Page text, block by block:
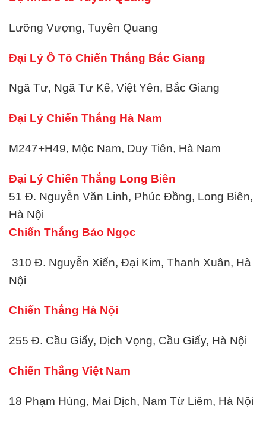
Lưỡng Vượng, Tuyên Quang
Đại Lý Ô Tô Chiến Thắng Bắc Giang
Ngã Tư, Ngã Tư Kế, Việt Yên, Bắc Giang
Đại Lý Chiến Thắng Hà Nam
M247+H49, Mộc Nam, Duy Tiên, Hà Nam
Đại Lý Chiến Thắng Long Biên
51 Đ. Nguyễn Văn Linh, Phúc Đồng, Long Biên,
Hà Nội
Chiến Thắng Bảo Ngọc
310 Đ. Nguyễn Xiển, Đại Kim, Thanh Xuân, Hà
Nội
Chiến Thắng Hà Nội
255 Đ. Cầu Giấy, Dịch Vọng, Cầu Giấy, Hà Nội
Chiến Thắng Việt Nam
18 Phạm Hùng, Mai Dịch, Nam Từ Liêm, Hà Nội